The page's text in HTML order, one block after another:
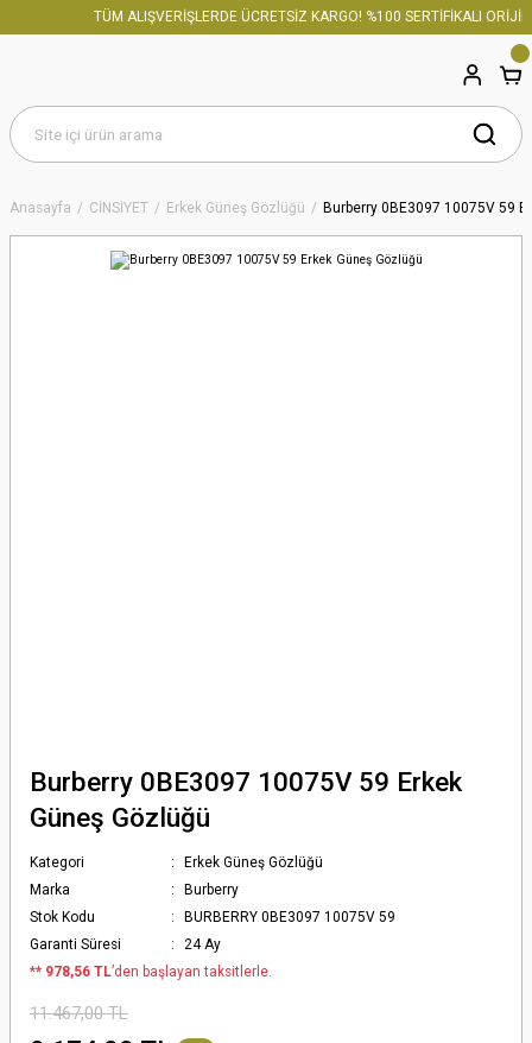
TÜM ALIŞVERİŞLERDE ÜCRETSİZ KARGO! %100 SERTİFİKALI
Anasayfa CİNSİYET Erkek Güneş Gözlüğü Burberry 0BE3097 10075V 59
Burberry 0BE3097 10075V 59 Erkek
Güneş Gözlüğü
Kategori
Erkek Güneş Gözlüğü
Marka
Burberry
Stok Kodu
BURBERRY 0BE3097 10075V 59
Garanti Süresi
24 Ay
** 978,56 TL’den başlayan taksitlerle.
11.467,00 TL